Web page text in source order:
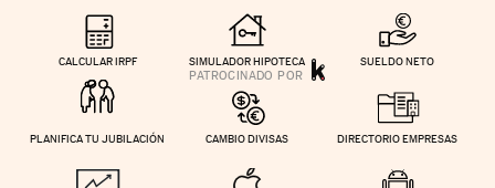
CALCULAR IRPF SIMULADOR HIPOTECA SUELDO NETO
PLANIFICA TU JUBILACIÓN CAMBIO DIVISAS DIRECTORIO EMPRESAS